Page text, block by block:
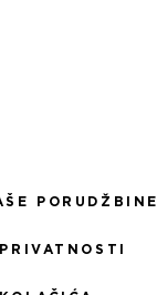
PORUDŽBINE